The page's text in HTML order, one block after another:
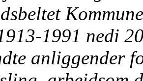
1991 nedi
anliggender